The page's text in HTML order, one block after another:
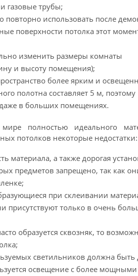
газовые трубы;
повторно использовать после
поверхности потолка этот
изменить размеры комнаты
и высоту помещения);
более ярким и
полотна составляет 5 м,
даже в больших помещениях.
полностью идеального
потолков некоторые недостатки:
материала, а также дорогая
предметов запрещено, так как
при склеивании
присутствуют только в очень
образуется сквозняк, то
светильников должна быть
освещение с более мощными